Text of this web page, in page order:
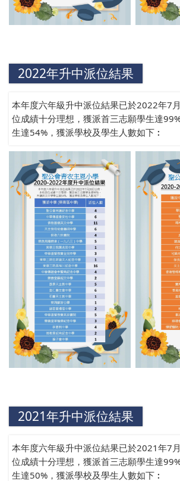
2022年升中派位結果
本年度六年級升中派位結果已於2022年7
位成績十分理想，獲派首三志願學生達
生達54%，獲派學校及學生人數如下︰
2021年升中派位結果
本年度六年級升中派位結果已於2021年7
位成績十分理想，獲派首三志願學生達
生達50%，獲派學校及學生人數如下︰